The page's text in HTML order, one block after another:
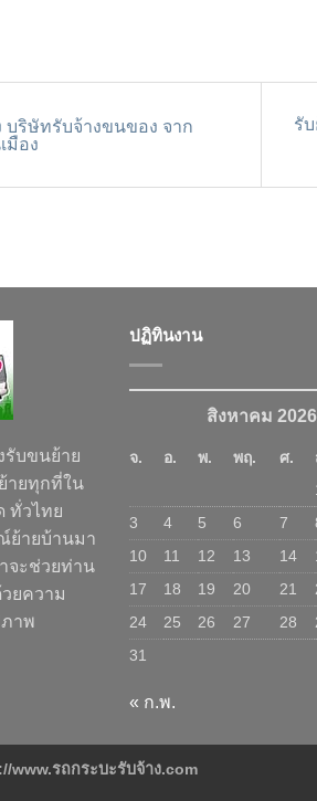
บริษัทรับจ้างขนของ จาก
มือง
รั
รับขนย้าย
ายทุกที่ใน
ทั่วไทย
ย้ายบ้านมา
จะช่วยท่าน
ยความ
าพ
ปฏิทินงาน
สิงหาคม 2026
จ. อ. พ. พฤ. ศ.
3
4 5 6 7
10
11 12 13 14
17
18 19 20 21
24
25 26 27 28
31
« ก.พ.
www.รถกระบะรับจ้าง.com